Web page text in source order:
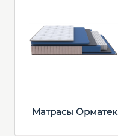
Матрасы Орматек